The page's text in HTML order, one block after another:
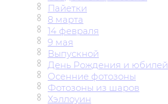
Пайетки
8 марта
14 февраля
9 мая
Выпускной
День Рождения и юбилей
Осенние фотозоны
Фотозоны из шаров
Хэллоуин